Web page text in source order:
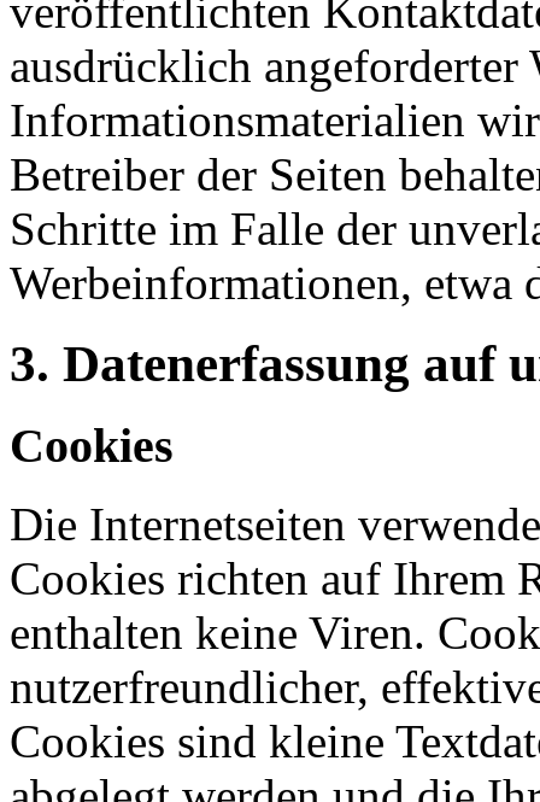
veröffentlichten
ausdrücklich angeforderter
Informationsmaterialien
Betreiber der Seiten
Schritte im Falle der
Werbeinformationen, etwa
3. Datenerfassung auf
Cookies
Die Internetseiten
Cookies richten auf Ihrem
enthalten keine Viren.
nutzerfreundlicher,
Cookies sind kleine